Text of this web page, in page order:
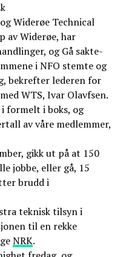
Widerøe Technical
av Widerøe, har
og Gå sakte-
i NFO stemte og
bekrefter lederen for
WTS, Ivar Olavfsen.
formelt i boks, og
av våre medlemmer,
gikk ut på at 150
jobbe, eller gå, 15
brudd i
teknisk tilsyn i
til en rekke
NRK.